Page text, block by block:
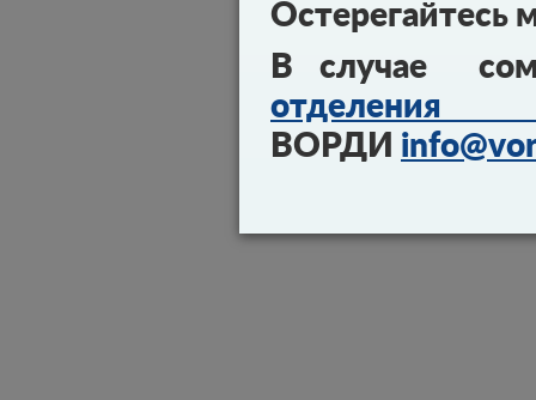
Остерегайтесь
В случае
отделения
ВОРДИ